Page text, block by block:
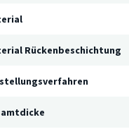
Rückenbeschichtung